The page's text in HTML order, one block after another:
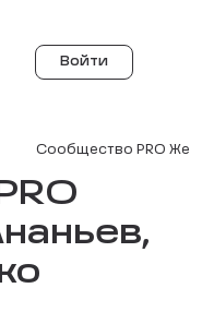
Войти
Сообщество PRO